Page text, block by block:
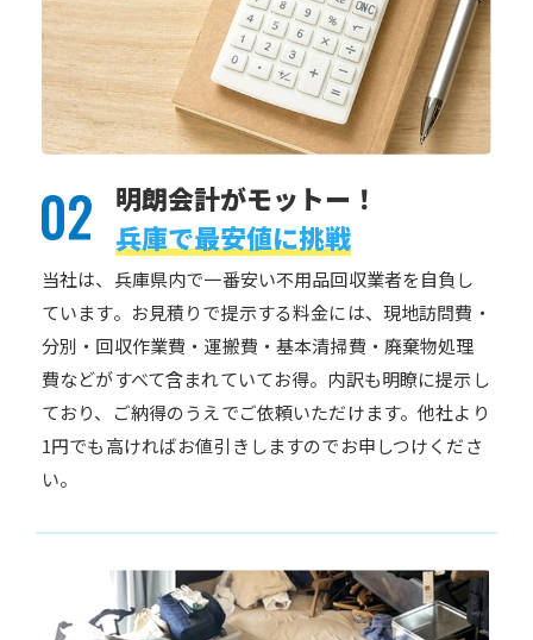
明朗会計がモットー！
兵庫で最安値に挑戦
当社は、兵庫県内で一番安い不用品回収業者を自負し
ています。お見積りで提示する料金には、現地訪問費・
分別・回収作業費・運搬費・基本清掃費・廃棄物処理
費などがすべて含まれていてお得。内訳も明瞭に提示し
ており、ご納得のうえでご依頼いただけます。他社より
1円でも高ければお値引きしますのでお申しつけくださ
い。